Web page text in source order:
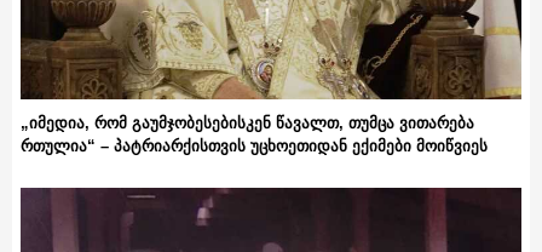
„იმედია, რომ გაუმჯობესებისკენ წავალთ, თუმცა ვითარება
რთულია“ – პატრიარქისთვის უცხოეთიდან ექიმები მოიწვიეს